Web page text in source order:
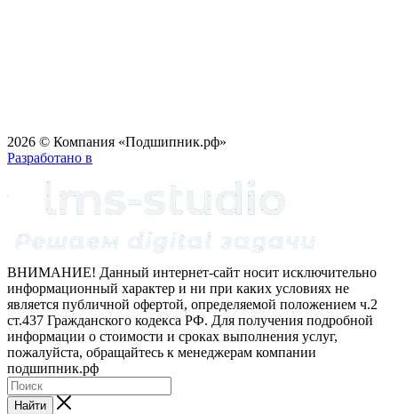
2026 © Компания «Подшипник.рф»
Разработано в
ВНИМАНИЕ! Данный интернет-сайт носит исключительно
информационный характер и ни при каких условиях не
является публичной офертой, определяемой положением ч.2
ст.437 Гражданского кодекса РФ. Для получения подробной
информации о стоимости и сроках выполнения услуг,
пожалуйста, обращайтесь к менеджерам компании
подшипник.рф
Найти